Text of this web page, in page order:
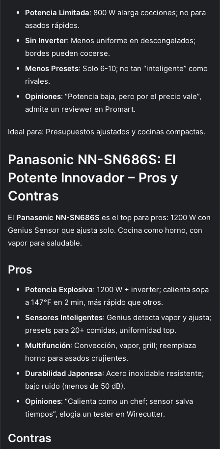
Potencia Limitada: 800 W alarga cocciones; no para
asados rápidos.
Sin Inverter: Menos uniforme en descongelados;
bordes pueden cocerse.
Menos Presets: Solo 6-10; no tan “inteligente” como
rivales.
Opiniones: “Potencia baja, pero por el precio vale”,
admite un reviewer en Promart.
Ideal para: Presupuestos ajustados y cocinas compactas.
Panasonic NN-SN686S: El
Potente Innovador – Pros y
Contras
El Panasonic NN-SN686S es el top para pros: 1200 W con
Genius Sensor que ajusta solo. Cocina como horno, con
vapor para saludable.
Pros
Potencia Explosiva: 1200 W + inverter; calienta sopa
a 147°F en 2 min, más rápido que otros.
Sensores Inteligentes: Genius detecta vapor y ajusta;
presets para 20+ comidas, uniformidad top.
Multifunción: Convección, vapor, grill; reemplaza
horno para asados crujientes.
Durabilidad Japonesa: Acero inoxidable resistente;
bajo ruido (menos de 50 dB).
Opiniones: “Calienta como un chef; sensor salva
tiempos”, elogia un tester en Wirecutter.
Contras